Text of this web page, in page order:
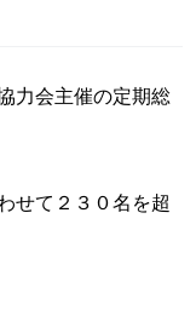
力会主催の定期総
せて２３０名を超